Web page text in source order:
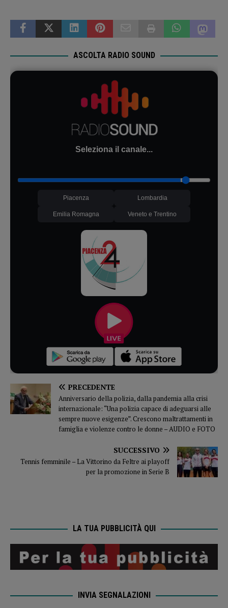
ASCOLTA RADIO SOUND
Seleziona il canale...
Piacenza Lombardia
Emilia Romagna Veneto e Trentino
PRECEDENTE
Anniversario della polizia, dalla pandemia alla crisi
internazionale: “Una polizia capace di adeguarsi alle
sempre nuove esigenze”. Crescono maltrattamenti in
famiglia e violenze contro le donne – AUDIO e FOTO
SUCCESSIVO
Tennis femminile – La Vittorino da Feltre ai playoff
per la promozione in Serie B
LA TUA PUBBLICITÀ QUI
INVIA SEGNALAZIONI